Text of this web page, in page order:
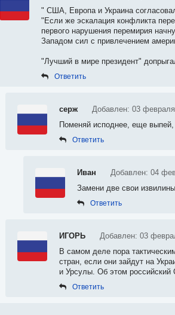
" США, Европа и Украина
"Если же эскалация конфликта
первого нарушения перемирия
Западом сил с привлечением
"Лучший в мире президент"
Ответить
серж Добавлен: 03
Поменяй исподнее, еще
Ответить
Иван Добавлен: 04
Замени две свои
Ответить
ИГОРЬ Добавлен: 03
В самом деле пора
стран, если они зайдут на
и Урсулы. Об этом
Ответить